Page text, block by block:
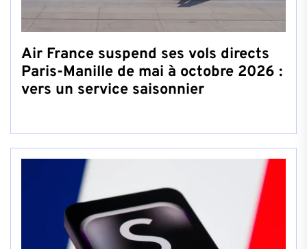
Air France suspend ses vols directs
Paris-Manille de mai à octobre 2026 :
vers un service saisonnier